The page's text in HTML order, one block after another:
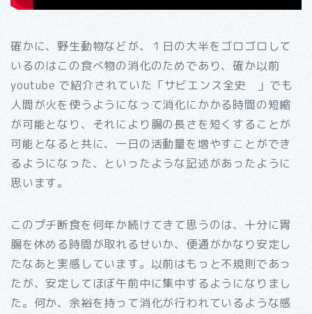
確かに、野生動物などが、１日の大半をゴロゴロして
いるのはこの食べ物の消化のためであり、確か以前
youtube で紹介されていた「サビエンス全史 」でも
人間が火を使うようになって消化にかかる時間の短縮
が可能となり、それにより腸の長さを短くすることが
可能となると共に、一日の活動量を増やすことができ
るようになった、といったような記述があったように
思います。
このプチ断食を何年か続けてきて思うのは、十分に胃
腸を休める時間が取れるせいか、便通がかなり安定し
たなあと実感しています。以前はもっと不規則であっ
たが、安定してほぼ午前中に集中するようになりまし
た。何か、余裕を持って消化が行われているような感